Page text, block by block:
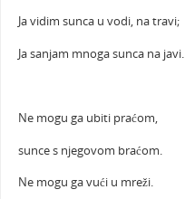
Ja vidim sunca u vodi, na travi;
Ja sanjam mnoga sunca na javi.
Ne mogu ga ubiti praćom,
sunce s njegovom braćom.
Ne mogu ga vući u mreži.